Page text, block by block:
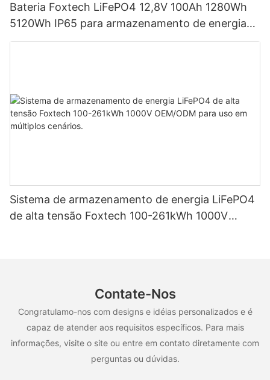
Bateria Foxtech LiFePO4 12,8V 100Ah 1280Wh
5120Wh IP65 para armazenamento de energia
em sistemas solares residenciais.
Sistema de armazenamento de energia LiFePO4
de alta tensão Foxtech 100-261kWh 1000V
Contate-Nos
Congratulamo-nos com designs e idéias personalizados e é
capaz de atender aos requisitos específicos. Para mais
informações, visite o site ou entre em contato diretamente com
perguntas ou dúvidas.